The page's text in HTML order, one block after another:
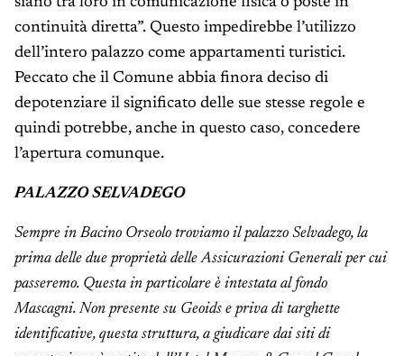
continuità diretta”. Questo impedirebbe l’utilizzo
dell’intero palazzo come appartamenti turistici.
Peccato che il Comune abbia finora deciso di
depotenziare il significato delle sue stesse regole e
quindi potrebbe, anche in questo caso, concedere
l’apertura comunque.
PALAZZO SELVADEGO
Sempre in Bacino Orseolo troviamo il palazzo Selvadego, la
prima delle due proprietà delle Assicurazioni Generali per cui
passeremo. Questa in particolare è intestata al fondo
Mascagni. Non presente su Geoids e priva di targhette
identificative, questa struttura, a giudicare dai siti di